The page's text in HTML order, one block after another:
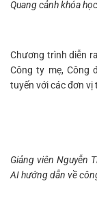
Quang cảnh khóa
Chương trình diễn
Công ty mẹ, Công
tuyến với các đơn vị
Giảng viên Nguyễn
AI hướng dẫn về